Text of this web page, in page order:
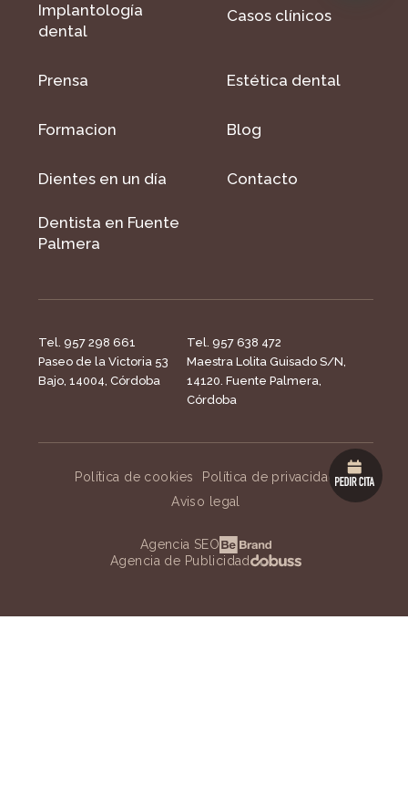
Implantología
dental
Casos clínicos
Prensa Estética dental
Formacion Blog
Dientes en un día Contacto
Dentista en Fuente
Palmera
Tel. 957 298 661
Paseo de la Victoria 53
Bajo, 14004, Córdoba
Tel. 957 638 472
Maestra Lolita Guisado S/N,
14120. Fuente Palmera,
Córdoba
Política de cookies
Política de privacidad
Aviso legal
Agencia SEO
Agencia de Publicidad